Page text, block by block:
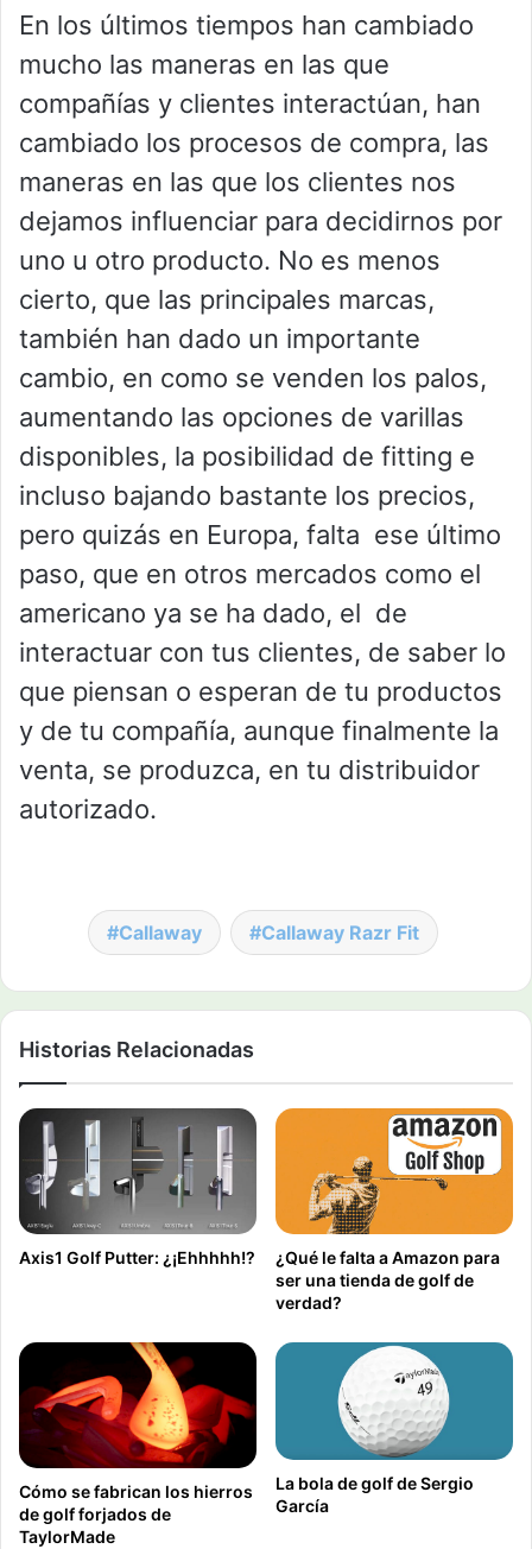
En los últimos tiempos han cambiado
mucho las maneras en las que
compañías y clientes interactúan, han
cambiado los procesos de compra, las
maneras en las que los clientes nos
dejamos influenciar para decidirnos por
uno u otro producto. No es menos
cierto, que las principales marcas,
también han dado un importante
cambio, en como se venden los palos,
aumentando las opciones de varillas
disponibles, la posibilidad de fitting e
incluso bajando bastante los precios,
pero quizás en Europa, falta ese último
paso, que en otros mercados como el
americano ya se ha dado, el de
interactuar con tus clientes, de saber lo
que piensan o esperan de tu productos
y de tu compañía, aunque finalmente la
venta, se produzca, en tu distribuidor
autorizado.
Callaway Callaway Razr Fit
Historias Relacionadas
Axis1 Golf Putter: ¿¡Ehhhhh!?
¿Qué le falta a Amazon para
ser una tienda de golf de
verdad?
Cómo se fabrican los hierros
de golf forjados de
TaylorMade
La bola de golf de Sergio
García